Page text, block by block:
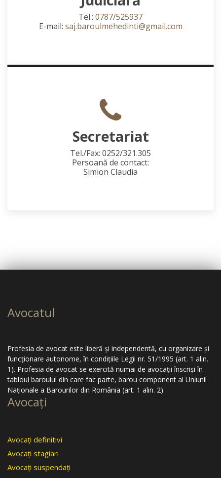
Tel.: 0787/525937
E-mail: saj.baroulmehedinti@gmail.com
Secretariat
Tel./Fax: 0252/321.305
Persoană de contact:
Simion Claudia
Avocatul
Profesia de avocat este liberă şi independentă, cu organizare şi
funcţionare autonome, în condiţiile Legii nr. 51/1995 (art. 1 alin.
1). Profesia de avocat se exercită numai de avocaţii înscrişi în
tabloul baroului din care fac parte, barou component al Uniunii
Naţionale a Barourilor din România (art. 1 alin. 2).
Avocaţi
Avocaţi definitivi
Avocaţi stagiari
Avocaţi suspendaţi